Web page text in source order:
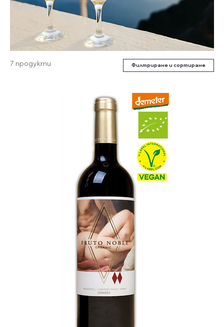
7 продукти Филтриране и сортиране